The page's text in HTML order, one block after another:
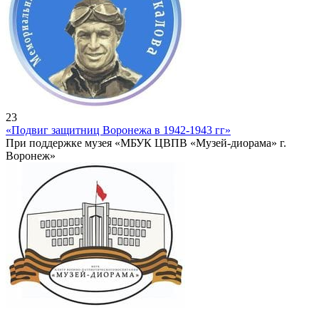
23
«Подвиг защитниц Воронежа в 1942-1943 гг»
При поддержке музея «МБУК ЦВПВ «Музей-диорама» г.
Воронеж»